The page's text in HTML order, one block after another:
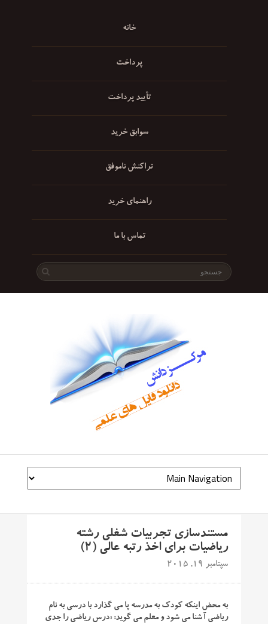
خانه
پرداخت
تأیید پرداخت
سوابق خرید
تراکنش ناموفق
راهنمای خرید
تماس با ما
مستندسازی تجربیات شغلی رشته
ریاضیات برای اخذ رتبه عالی (۲)
سپتامبر 19, 2015
به محض اینکه کودک به مدرسه پا می گذارد با درسی به نام
ریاضی آشنا می شود و معلم می گوید: «درس ریاضی را جدی